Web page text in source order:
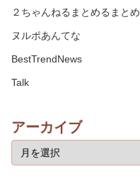
２ちゃんねるまとめるまとめ
ヌルポあんてな
BestTrendNews
Talk
アーカイブ